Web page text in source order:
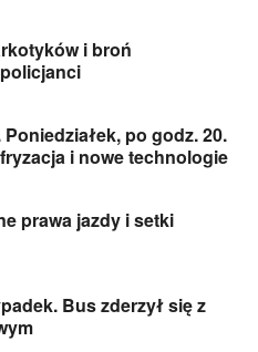
i broń
Poniedziałek, po godz. 20.
i nowe technologie
prawa jazdy i setki
Bus zderzył się z